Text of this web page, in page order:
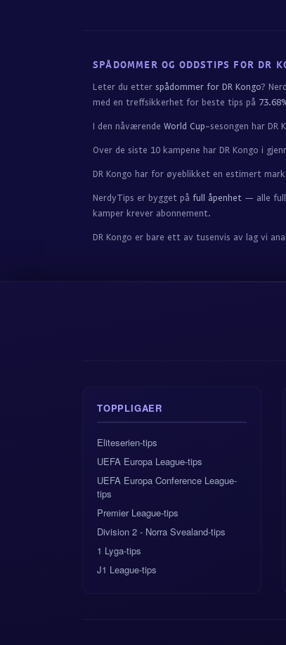
SPÅDOMMER OG ODDSTIPS FOR DR
Leter du etter spådommer for DR Kongo?
med en treffsikkerhet for beste tips på
I den nåværende World Cup-sesongen har DR
Over de siste 10 kampene har DR Kongo i
DR Kongo har for øyeblikket en estimert
NerdyTips er bygget på full åpenhet — alle
kamper krever abonnement.
DR Kongo er bare ett av tusenvis av lag vi
TOPPLIGAER
Eliteserien-tips
UEFA Europa League-tips
UEFA Europa Conference League-
tips
Premier League-tips
Division 2 - Norra Svealand-tips
1 Lyga-tips
J1 League-tips